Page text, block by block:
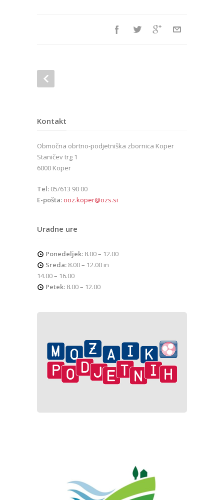
Kontakt
Območna obrtno-podjetniška zbornica Koper
Staničev trg 1
6000 Koper
Tel: 05/613 90 00
E-pošta: ooz.koper@ozs.si
Uradne ure
Ponedeljek: 8.00 – 12.00
Sreda: 8.00 – 12.00 in
14.00 – 16.00
Petek: 8.00 – 12.00